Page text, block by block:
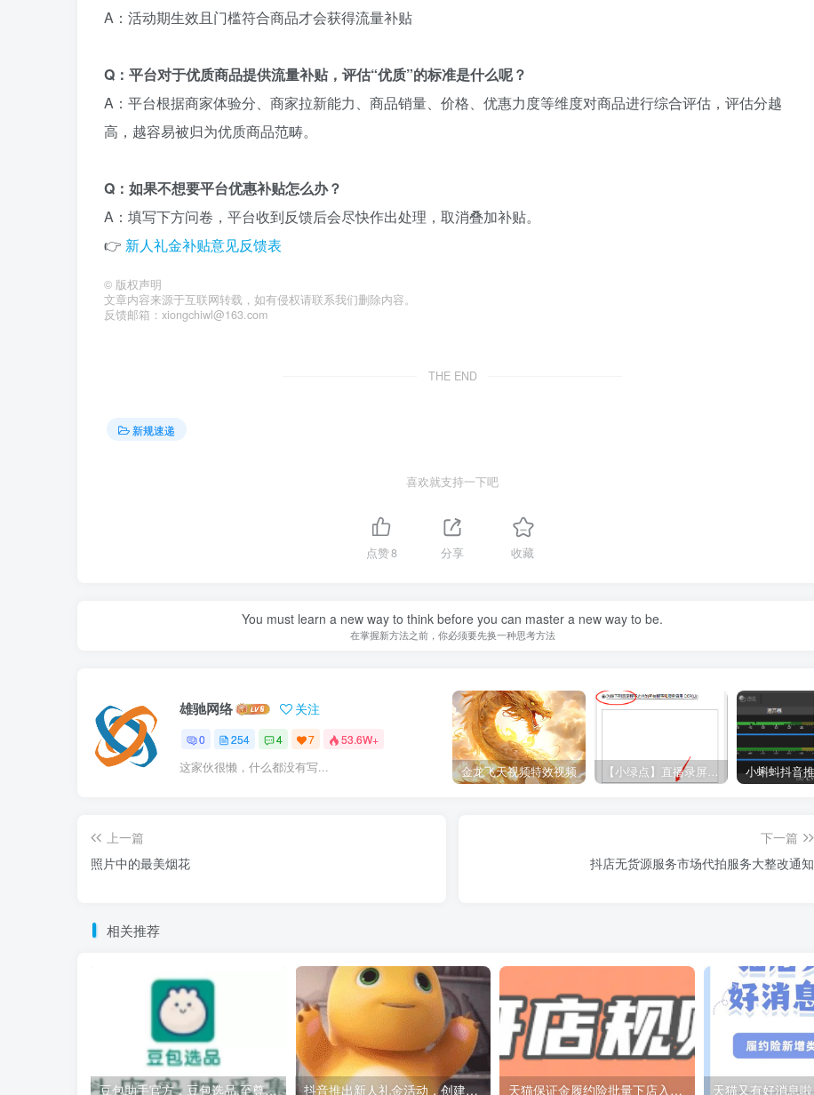
A：活动期生效且门槛符合商品才会获得流量补贴
Q：平台对于优质商品提供流量补贴，评估“优质”的标准是什么呢？
A：平台根据商家体验分、商家拉新能力、商品销量、价格、优惠力度等维度对商品进行综合评估，评估分越
高，越容易被归为优质商品范畴。
Q：如果不想要平台优惠补贴怎么办？
A：填写下方问卷，平台收到反馈后会尽快作出处理，取消叠加补贴。
👉 新人礼金补贴意见反馈表
© 版权声明
文章内容来源于互联网转载，如有侵权请联系我们删除内容。
反馈邮箱：xiongchiwl@163.com
THE END
新规速递
喜欢就支持一下吧
点赞8 分享 收藏
You must learn a new way to think before you can master a new way to be.
在掌握新方法之前，你必须要先换一种思考方法
雄驰网络 关注
0 254 4 7 53.6W+
这家伙很懒，什么都没有写... 金龙飞天视频特效视频
上一篇
照片中的最美烟花
下一篇
抖店无货源服务市场代拍服务大整改通知
相关推荐
豆包助手官方，豆包选品,至尊截流，店选品软件工具箱 抖音推出新人礼金活动，创建立享平台曝光加持！ 天猫保证金履约险批量下店入驻方法